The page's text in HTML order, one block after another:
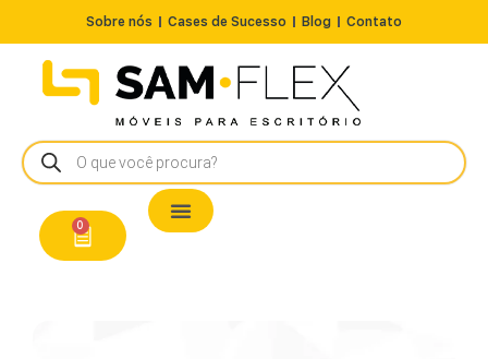
Sobre nós Cases de Sucesso Blog Contato
0